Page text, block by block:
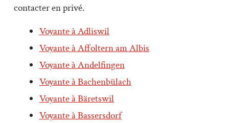
contacter en privé.
Voyante à Adliswil
Voyante à Affoltern am Albis
Voyante à Andelfingen
Voyante à Bachenbülach
Voyante à Bäretswil
Voyante à Bassersdorf